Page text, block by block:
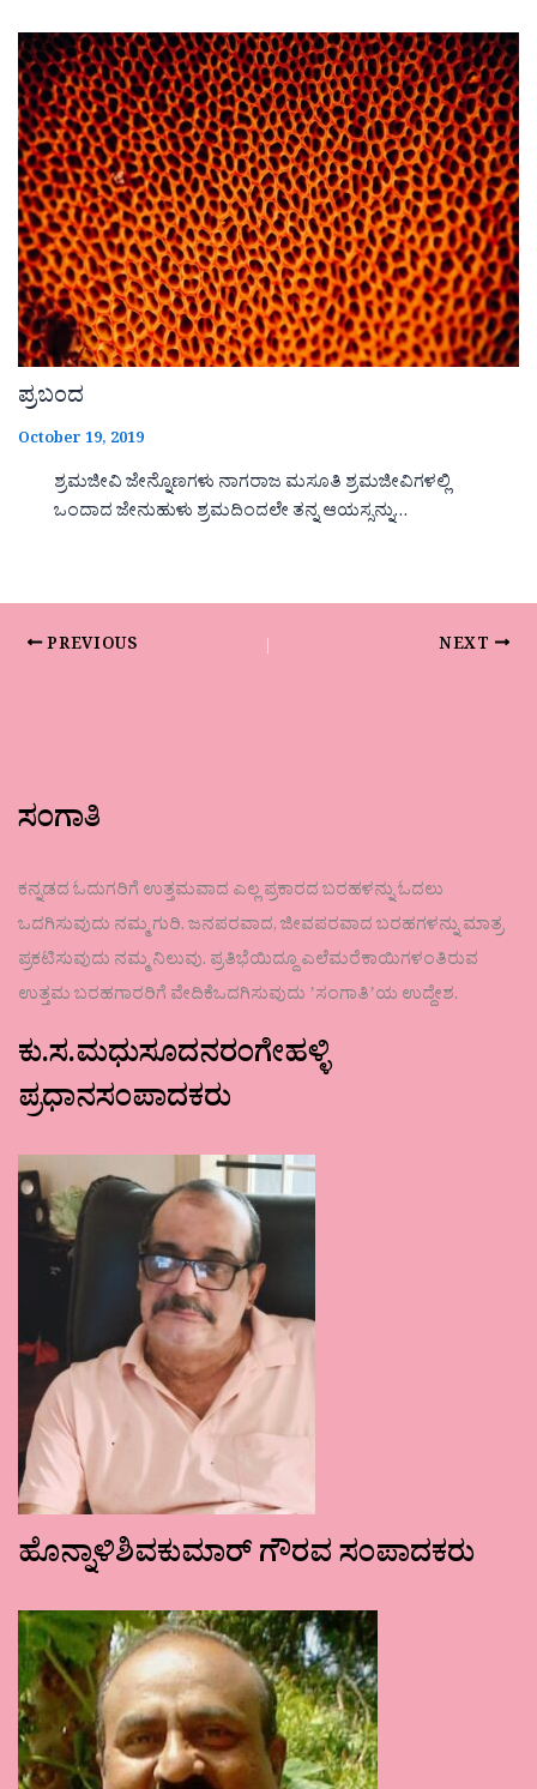
ಪ್ರಬಂದ
October 19, 2019
ಶ್ರಮಜೀವಿ ಜೇನ್ನೊಣಗಳು ನಾಗರಾಜ ಮಸೂತಿ ಶ್ರಮಜೀವಿಗಳಲ್ಲಿ
ಒಂದಾದ ಜೇನುಹುಳು ಶ್ರಮದಿಂದಲೇ ತನ್ನ ಆಯಸ್ಸನ್ನು…
PREVIOUS NEXT
ಸಂಗಾತಿ
ಕನ್ನಡದ ಓದುಗರಿಗೆ ಉತ್ತಮವಾದ ಎಲ್ಲ ಪ್ರಕಾರದ ಬರಹಳನ್ನು ಓದಲು
ಒದಗಿಸುವುದು ನಮ್ಮ ಗುರಿ. ಜನಪರವಾದ, ಜೀವಪರವಾದ ಬರಹಗಳನ್ನು ಮಾತ್ರ
ಪ್ರಕಟಿಸುವುದು ನಮ್ಮ ನಿಲುವು. ಪ್ರತಿಭೆಯಿದ್ದೂ ಎಲೆಮರೆಕಾಯಿಗಳಂತಿರುವ
ಉತ್ತಮ ಬರಹಗಾರರಿಗೆ ವೇದಿಕೆಒದಗಿಸುವುದು ʼಸಂಗಾತಿʼಯ ಉದ್ದೇಶ.
ಕು.ಸ.ಮಧುಸೂದನರಂಗೇಹಳ್ಳಿ
ಪ್ರಧಾನಸಂಪಾದಕರು
ಹೊನ್ನಾಳಿಶಿವಕುಮಾರ್ ಗೌರವ ಸಂಪಾದಕರು